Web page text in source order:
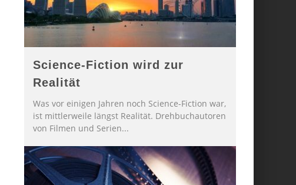
Science-Fiction wird zur
Realität
Was vor einigen Jahren noch Science-Fiction war,
ist mittlerweile längst Realität. Drehbuchautoren
von Filmen und Serien...